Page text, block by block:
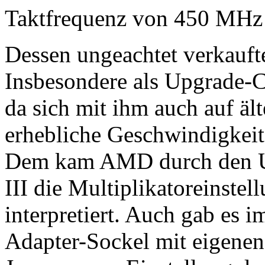
Taktfrequenz von 450
Dessen ungeachtet
Insbesondere als
da sich mit ihm auch auf
erhebliche
Dem kam AMD durch den
III die
interpretiert. Auch gab es
Adapter-Sockel mit